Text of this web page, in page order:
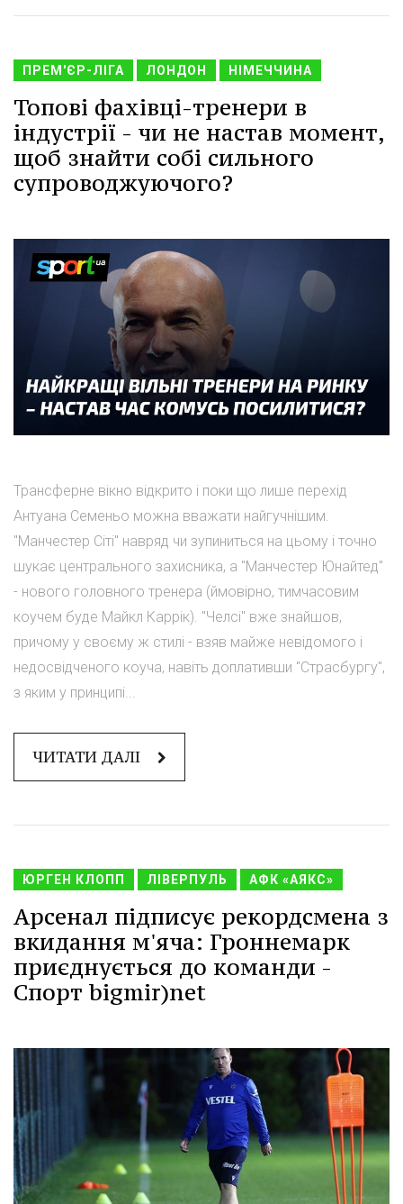
ПРЕМ'ЄР-ЛІГА ЛОНДОН НІМЕЧЧИНА
Топові фахівці-тренери в
індустрії - чи не настав момент,
щоб знайти собі сильного
супроводжуючого?
Трансферне вікно відкрито і поки що лише перехід
Антуана Семеньо можна вважати найгучнішим.
"Манчестер Сіті" навряд чи зупиниться на цьому і точно
шукає центрального захисника, а "Манчестер Юнайтед"
- нового головного тренера (ймовірно, тимчасовим
коучем буде Майкл Каррік). "Челсі" вже знайшов,
причому у своєму ж стилі - взяв майже невідомого і
недосвідченого коуча, навіть доплативши "Страсбургу",
з яким у принципі...
ЧИТАТИ ДАЛІ
ЮРГЕН КЛОПП ЛІВЕРПУЛЬ АФК «АЯКС»
Арсенал підписує рекордсмена з
вкидання м'яча: Гроннемарк
приєднується до команди -
Спорт bigmir)net